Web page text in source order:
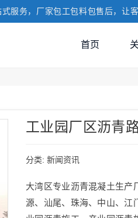
服务，厂家包工包料包售后，让
首页
工业园厂区沥青
分类: 新闻资讯
大湾区专业沥青混凝土生产
源、汕尾、珠海、中山、江